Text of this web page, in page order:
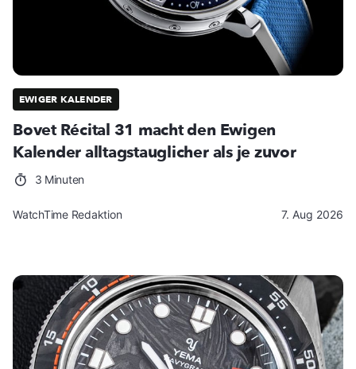
EWIGER KALENDER
Bovet Récital 31 macht den Ewigen
Kalender alltagstauglicher als je zuvor
3 Minuten
WatchTime Redaktion 7. Aug 2026